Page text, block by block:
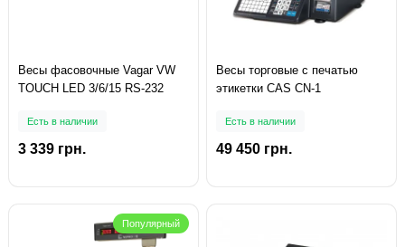
Весы фасовочные Vagar VW
TOUCH LED 3/6/15 RS-232
Есть в наличии
3 339 грн.
Весы торговые с печатью
этикетки CAS CN-1
Есть в наличии
49 450 грн.
Популярный